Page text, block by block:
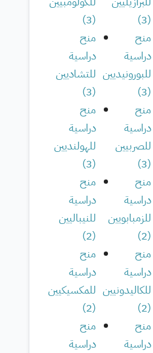
(
3
)
(
3
)
منح
دراسية
للبورونيديين
(
3
)
منح
دراسية
للتشاديين
(
3
)
منح
دراسية
للصربيين
(
3
)
منح
دراسية
للهولنديين
(
3
)
منح
دراسية
للزمبابويين
(
2
)
منح
دراسية
للنيباليين
(
2
)
منح
دراسية
للكاليدونيين
(
2
)
منح
دراسية
للمكسيكيين
(
2
)
منح
دراسية
منح
دراسية